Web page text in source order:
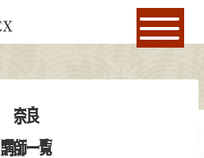
奈良
講師一覧